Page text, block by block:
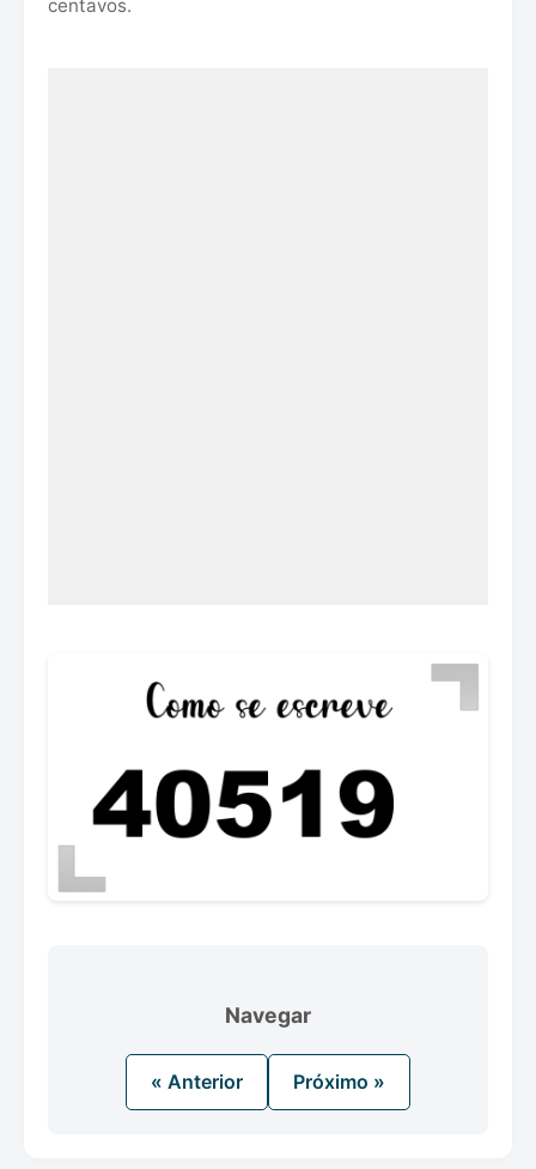
centavos.
Navegar
« Anterior Próximo »